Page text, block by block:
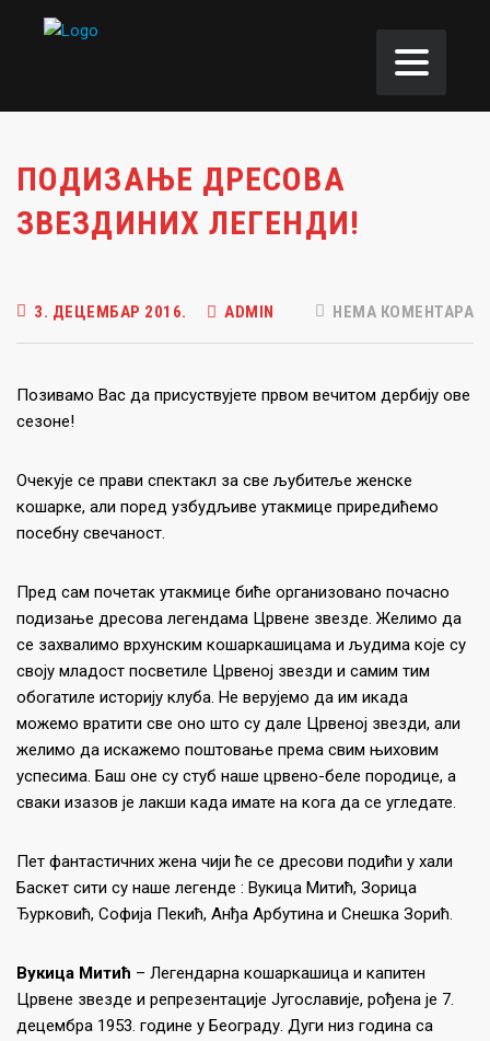
ПОДИЗАЊЕ ДРЕСОВА
ЗВЕЗДИНИХ ЛЕГЕНДИ!
3. ДЕЦЕМБАР 2016. ADMIN НЕМА КОМЕНТАРА
Позивамо Вас да присуствујете првом вечитом дербију ове
сезоне!
Очекује се прави спектакл за све љубитеље женске
кошарке, али поред узбудљиве утакмице приредићемо
посебну свечаност.
Пред сам почетак утакмице биће организовано почасно
подизање дресова легендама Црвене звезде. Желимо да
се захвалимо врхунским кошаркашицама и људима које су
своју младост посветиле Црвеној звезди и самим тим
обогатиле историју клуба. Не верујемо да им икада
можемо вратити све оно што су дале Црвеној звезди, али
желимо да искажемо поштовање према свим њиховим
успесима. Баш оне су стуб наше црвено-беле породице, а
сваки изазов је лакши када имате на кога да се угледате.
Пет фантастичних жена чији ће се дресови подићи у хали
Баскет сити су наше легенде : Вукица Митић, Зорица
Ђурковић, Софија Пекић, Анђа Арбутина и Снешка Зорић.
Вукица Митић – Легендарна кошаркашица и капитен
Црвене звезде и репрезентације Југославије, рођена је 7.
децембра 1953. године у Београду. Дуги низ година са